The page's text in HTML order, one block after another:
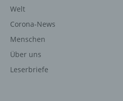
Welt
Corona-News
Menschen
Über uns
Leserbriefe
Kontaktmöglichkeit
Kontaktaufnahme zu unserem